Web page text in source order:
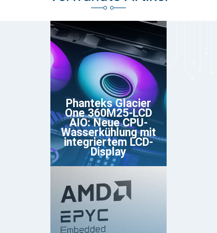
Phanteks Glacier
One 360M25-LCD
AIO: Neue CPU-
Wasserkühlung mit
integriertem LCD-
Display